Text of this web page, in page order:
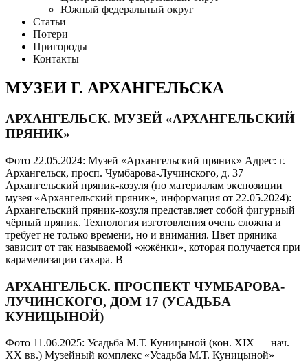
Южный федеральный округ
Статьи
Потери
Пригороды
Контакты
МУЗЕИ Г. АРХАНГЕЛЬСКА
АРХАНГЕЛЬСК. МУЗЕЙ «АРХАНГЕЛЬСКИЙ
ПРЯНИК»
Фото 22.05.2024: Музей «Архангельский пряник» Адрес: г.
Архангельск, просп. Чумбарова-Лучинского, д. 37
Архангельский пряник-козуля (по материалам экспозиции
музея «Архангельский пряник», информация от 22.05.2024):
Архангельский пряник-козуля представляет собой фигурный
чёрный пряник. Технология изготовления очень сложна и
требует не только времени, но и внимания. Цвет пряника
зависит от так называемой «жжёнки», которая получается при
карамелизации сахара. В
АРХАНГЕЛЬСК. ПРОСПЕКТ ЧУМБАРОВА-
ЛУЧИНСКОГО, ДОМ 17 (УСАДЬБА
КУНИЦЫНОЙ)
Фото 11.06.2025: Усадьба М.Т. Куницыной (кон. ХIХ — нач.
ХХ вв.) Музейный комплекс «Усадьба М.Т. Куницыной»